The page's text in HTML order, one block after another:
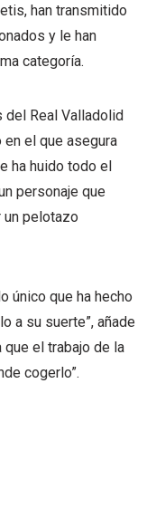
han transmitido
y le han
categoría.
del Real Valladolid
en el que asegura
ha huido todo el
personaje que
un pelotazo
único que ha hecho
a su suerte”, añade
el trabajo de la
cogerlo”.